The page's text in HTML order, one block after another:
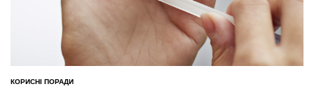
ОПУБЛІКУВАТИ
КОРИСНІ ПОРАДИ